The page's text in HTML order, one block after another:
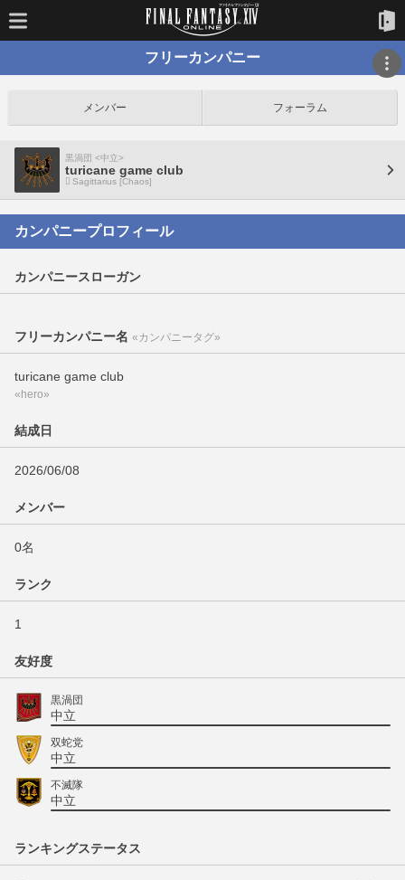
フリーカンパニー
メンバー フォーラム
黒渦団 <中立>
turicane game club
Sagittarius [Chaos]
カンパニープロフィール
カンパニースローガン
フリーカンパニー名 «カンパニータグ»
turicane game club
«hero»
結成日
2026/06/08
メンバー
0名
ランク
1
友好度
黒渦団
中立
双蛇党
中立
不滅隊
中立
ランキングステータス